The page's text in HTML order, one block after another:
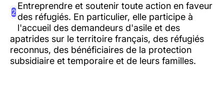
2
Entreprendre et soutenir toute action en faveur
des réfugiés. En particulier, elle participe à
l'accueil des demandeurs d'asile et des
apatrides sur le territoire français, des réfugiés
reconnus, des bénéficiaires de la protection
subsidiaire et temporaire et de leurs familles.